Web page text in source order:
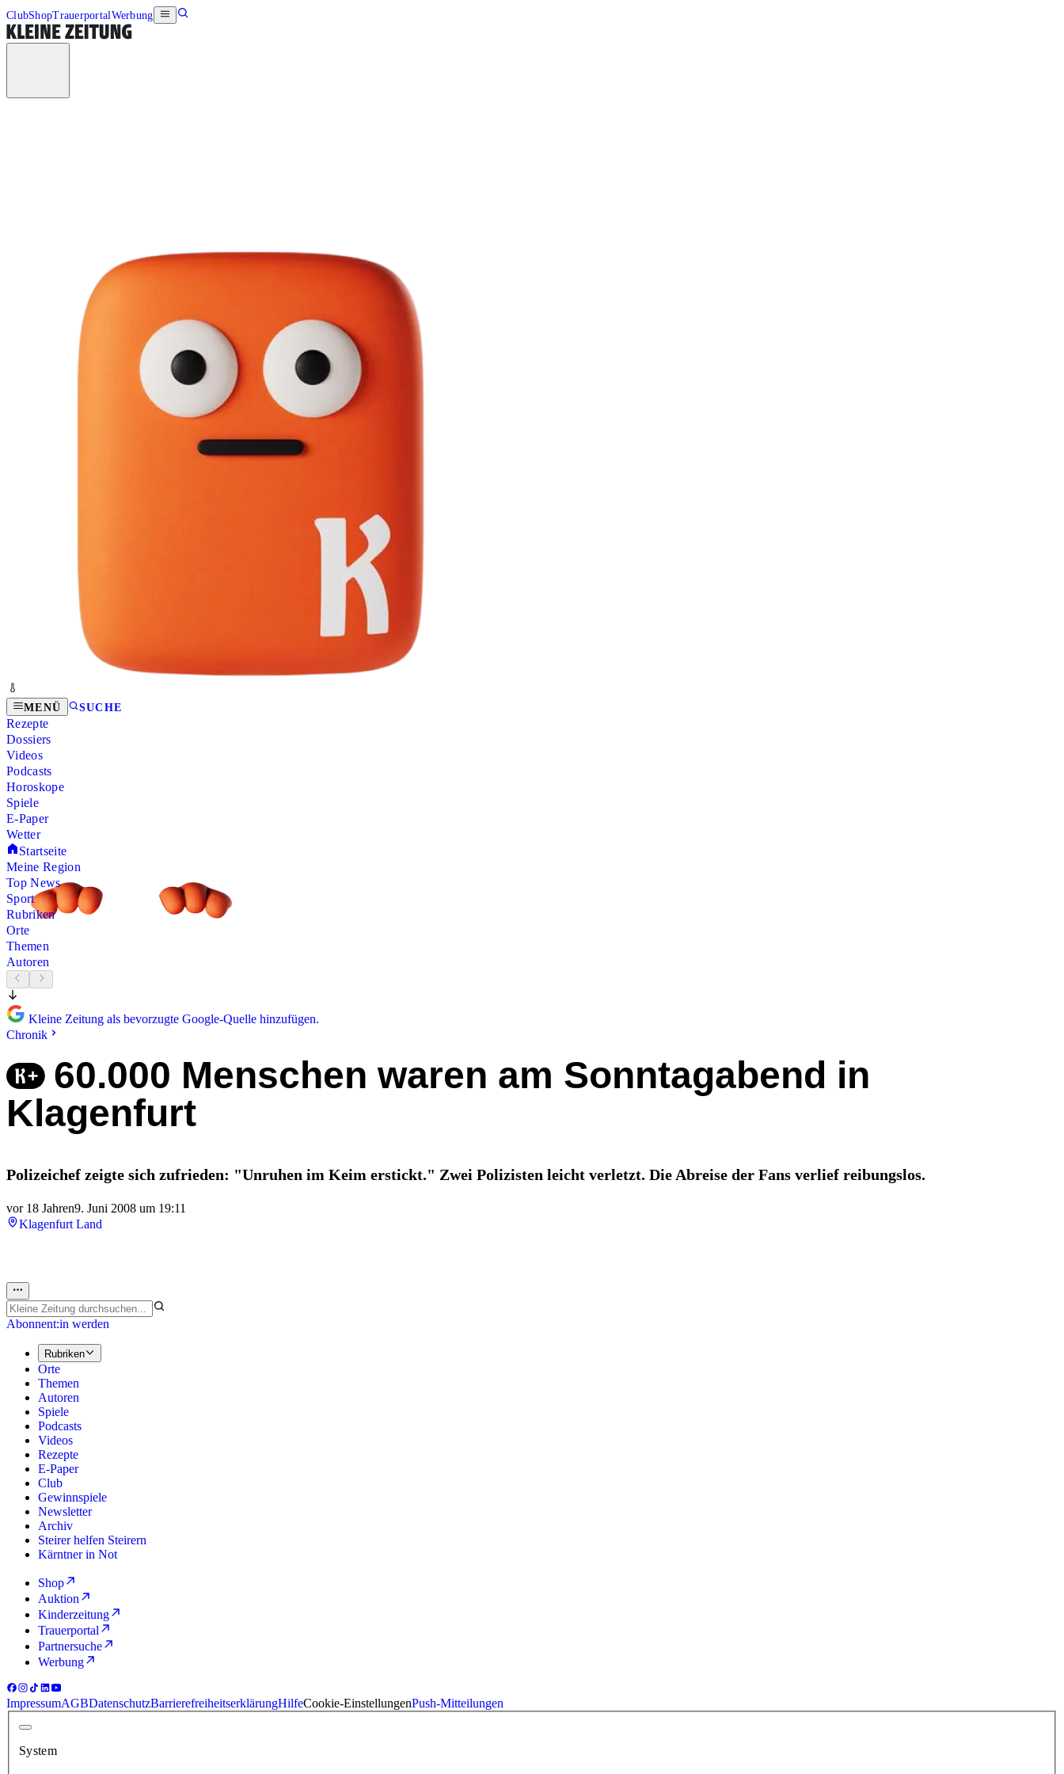
ClubShopTrauerportalWerbung
MENÜ SUCHE
Rezepte
Dossiers
Videos
Podcasts
Horoskope
Spiele
E-Paper
Wetter
Startseite
Meine Region
Top News
Sport
Rubriken
Orte
Themen
Autoren
Kleine Zeitung als bevorzugte Google-Quelle hinzufügen.
Chronik
60.000 Menschen waren am Sonntagabend in
Klagenfurt
Polizeichef zeigte sich zufrieden: "Unruhen im Keim erstickt." Zwei Polizisten leicht verletzt. Die Abreise der Fans verlief reibungslos.
vor 18 Jahren9. Juni 2008 um 19:11
Klagenfurt Land
Abonnent:in werden
Rubriken
Orte
Themen
Autoren
Spiele
Podcasts
Videos
Rezepte
E-Paper
Club
Gewinnspiele
Newsletter
Archiv
Steirer helfen Steirern
Kärntner in Not
Shop
Auktion
Kinderzeitung
Trauerportal
Partnersuche
Werbung
ImpressumAGBDatenschutzBarrierefreiheitserklärungHilfeCookie-EinstellungenPush-Mitteilungen
System